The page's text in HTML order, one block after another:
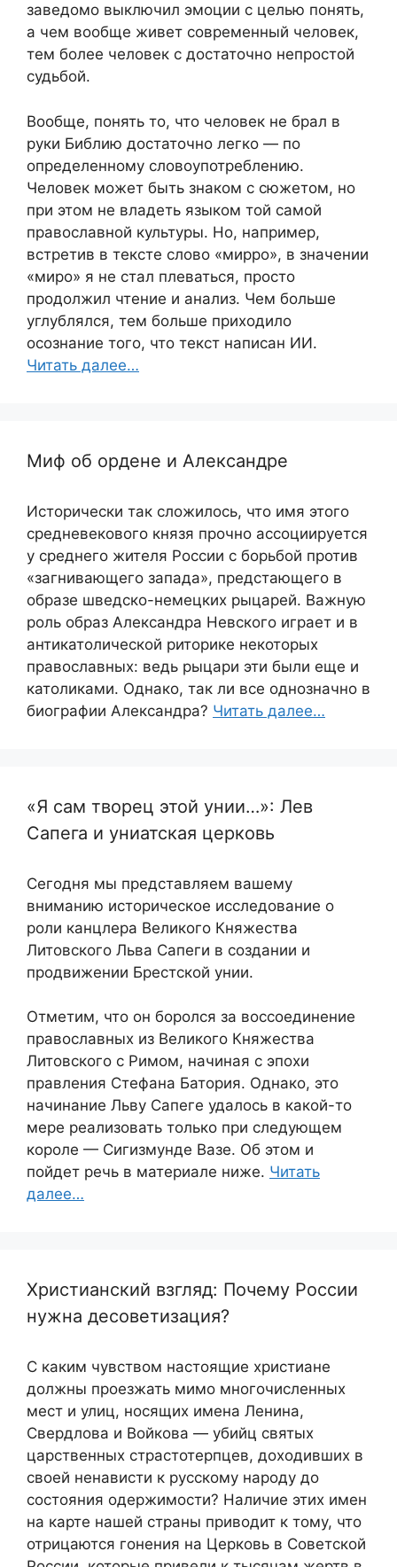
заведомо выключил эмоции с целью понять,
а чем вообще живет современный человек,
тем более человек с достаточно непростой
судьбой.
Вообще, понять то, что человек не брал в
руки Библию достаточно легко — по
определенному словоупотреблению.
Человек может быть знаком с сюжетом, но
при этом не владеть языком той самой
православной культуры. Но, например,
встретив в тексте слово «мирро», в значении
«миро» я не стал плеваться, просто
продолжил чтение и анализ. Чем больше
углублялся, тем больше приходило
осознание того, что текст написан ИИ.
Читать далее…
Миф об ордене и Александре
Исторически так сложилось, что имя этого
средневекового князя прочно ассоциируется
у среднего жителя России с борьбой против
«загнивающего запада», предстающего в
образе шведско-немецких рыцарей. Важную
роль образ Александра Невского играет и в
антикатолической риторике некоторых
православных: ведь рыцари эти были еще и
католиками. Однако, так ли все однозначно в
биографии Александра? Читать далее…
«Я сам творец этой унии…»: Лев
Сапега и униатская церковь
Сегодня мы представляем вашему
вниманию историческое исследование о
роли канцлера Великого Княжества
Литовского Льва Сапеги в создании и
продвижении Брестской унии.
Отметим, что он боролся за воссоединение
православных из Великого Княжества
Литовского с Римом, начиная с эпохи
правления Стефана Батория. Однако, это
начинание Льву Сапеге удалось в какой-то
мере реализовать только при следующем
короле — Сигизмунде Вазе. Об этом и
пойдет речь в материале ниже. Читать
далее…
Христианский взгляд: Почему России
нужна десоветизация?
С каким чувством настоящие христиане
должны проезжать мимо многочисленных
мест и улиц, носящих имена Ленина,
Свердлова и Войкова — убийц святых
царственных страстотерпцев, доходивших в
своей ненависти к русскому народу до
состояния одержимости? Наличие этих имен
на карте нашей страны приводит к тому, что
отрицаются гонения на Церковь в Советской